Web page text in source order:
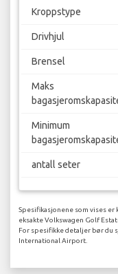
Kroppstype
Drivhjul
Brensel
Maks
Minimum
antall seter
Spesifikasjonene som vises
eksakte Volkswagen Golf
For spesifikke detaljer bør du
International Airport.